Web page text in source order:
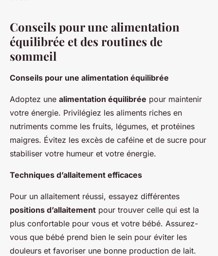
Conseils pour une alimentation
équilibrée et des routines de
sommeil
Conseils pour une alimentation équilibrée
Adoptez une alimentation équilibrée pour maintenir
votre énergie. Privilégiez les aliments riches en
nutriments comme les fruits, légumes, et protéines
maigres. Évitez les excès de caféine et de sucre pour
stabiliser votre humeur et votre énergie.
Techniques d’allaitement efficaces
Pour un allaitement réussi, essayez différentes
positions d’allaitement pour trouver celle qui est la
plus confortable pour vous et votre bébé. Assurez-
vous que bébé prend bien le sein pour éviter les
douleurs et favoriser une bonne production de lait.